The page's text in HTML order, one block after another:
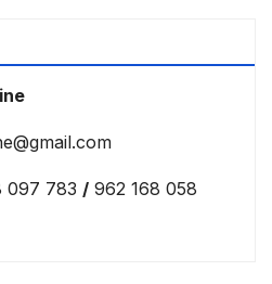
097 783 / 962 168 058